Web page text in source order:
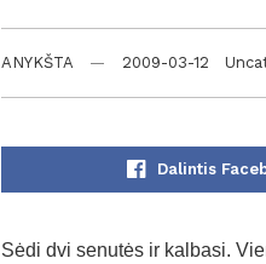
ANYKŠTA 2009-03-12
Dalintis
Sėdi dvi senutės ir kalbasi.